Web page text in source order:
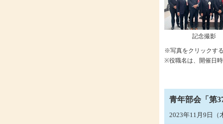
記念撮影
※写真をクリックす
※役職名は、開催日
青年部会「第
2023年11月9日（